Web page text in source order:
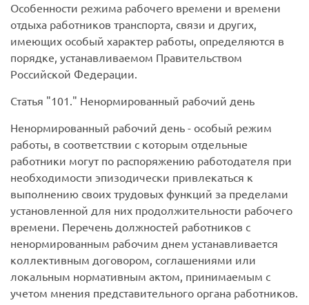
Особенности режима рабочего времени и времени
отдыха работников транспорта, связи и других,
имеющих особый характер работы, определяются в
порядке, устанавливаемом Правительством
Российской Федерации.
Статья
101.
Ненормированный рабочий день
Ненормированный рабочий день - особый режим
работы, в соответствии с которым отдельные
работники могут по распоряжению работодателя при
необходимости эпизодически привлекаться к
выполнению своих трудовых функций за пределами
установленной для них продолжительности рабочего
времени. Перечень должностей работников с
ненормированным рабочим днем устанавливается
коллективным договором, соглашениями или
локальным нормативным актом, принимаемым с
учетом мнения представительного органа работников.